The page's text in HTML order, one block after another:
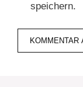
speichern.